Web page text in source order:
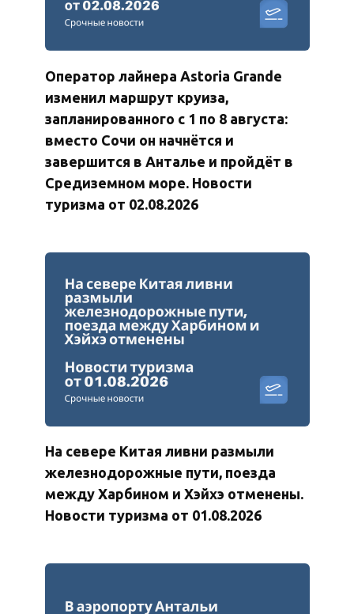
Оператор лайнера Astoria Grande
изменил маршрут круиза,
запланированного с 1 по 8 августа:
вместо Сочи он начнётся и
завершится в Анталье и пройдёт в
Средиземном море. Новости
туризма от 02.08.2026
На севере Китая ливни размыли
железнодорожные пути, поезда
между Харбином и Хэйхэ отменены.
Новости туризма от 01.08.2026